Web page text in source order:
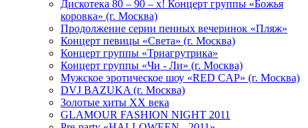
Дискотека 80 – 90 – х! Концерт группы «Божья
коровка» (г. Москва)
Продолжение серии пенных вечеринок «Пляж»
Концерт певицы «Света» (г. Москва)
Концерт группы «Триагрутрика»
Концерт группы «Чи - Ли» (г. Москва)
Мужское эротическое шоу «RED CAP» (г. Москва)
DVJ BAZUKA (г. Москва)
Золотые хиты XX века
GLAMOUR FASHION NIGHT 2011